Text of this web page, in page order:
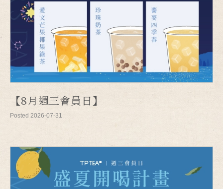
【8月週三會員日】
Posted 2026-07-31